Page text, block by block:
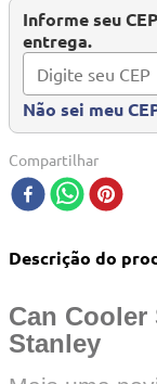
Informe seu
entrega.
Não sei meu
Compartilhar
Descrição do
Can Cooler
Stanley